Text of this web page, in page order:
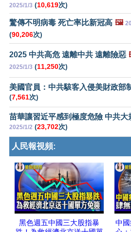
2025/1/3 (10,619次)
驚傳不明病毒 死亡率比新冠高 🖼️
(90,206次)
2025 中共高危 遠離中共 遠離險惡
2025/1/3 (11,250次)
美國官員：中共駭客入侵美財政部
(7,561次)
苗華讓習近平感到極度危險 中共大
2025/1/2 (23,702次)
人民報視頻:
黑色週五中國三大股指暴
中